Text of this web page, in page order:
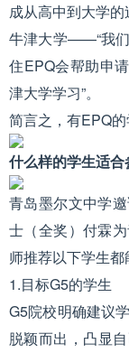
成从高中到大学的
牛津大学——“我
住EPQ会帮助申
津大学学习”。
简言之，有EPQ
什么样的学生适合
青岛墨尔文中学
士（全奖）付霖
师推荐以下学生都
1.目标G5的学生
G5院校明确建议
脱颖而出，凸显